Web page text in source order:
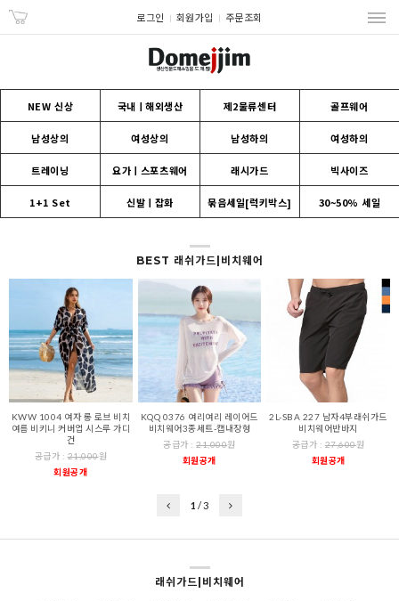
로그인 회원가입 주문조회
NEW 신상 국내ㅣ해외생산 제2물류센터 골프웨어
남성상의 여성상의 남성하의 여성하의
트레이닝 요가ㅣ스포츠웨어 래시가드 빅사이즈
1+1 Set 신발ㅣ잡화 묶음세일[럭키박스] 30~50% 세일
BEST 래쉬가드|비치웨어
KWW 1004 여자 롱 로브 비치
여름 비키니 커버업 시스루 가디
건
공급가 :21,000원
회원공개
KQQ 0376 여리여리 레이어드
비치웨어3종세트-캡내장형
공급가 :21,000원
회원공개
2L-SBA 227 남자4부래쉬가드
비치웨어반바지
공급가 : 27,600원
회원공개
1 /3
래쉬가드|비치웨어